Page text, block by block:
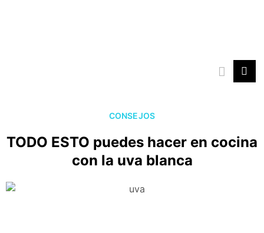
CONSEJOS
TODO ESTO puedes hacer en cocina
con la uva blanca